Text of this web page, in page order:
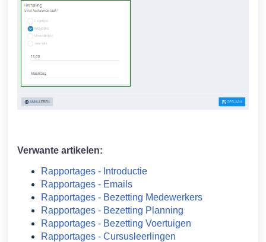
Verwante artikelen:
Rapportages - Introductie
Rapportages - Emails
Rapportages - Bezetting Medewerkers
Rapportages - Bezetting Planning
Rapportages - Bezetting Voertuigen
Rapportages - Cursusleerlingen